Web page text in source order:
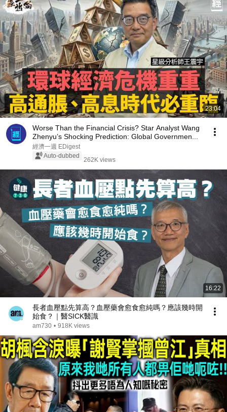
23:04
Worse Than the Financial Crisis? Star Analyst Wang
Zhenyu’s Shocking Prediction: Global Governmen...
經濟一週 EDigest
Auto-dubbed
262K views
16:22
長者血壓點先算高？血壓藥會愈食愈純嗎？應該幾時開
始食？｜醫SICK醫識
am730 • 918K views